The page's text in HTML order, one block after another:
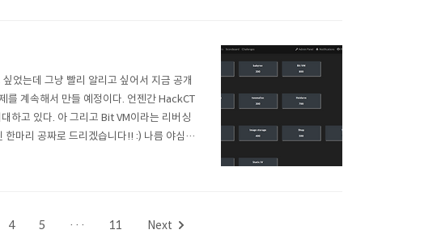
었는데 그냥 빨리 알리고 싶어서 지금 공개
를 계속해서 만들 예정이다. 언젠간 HackCT
하고 있다. 아 그리고 Bit VM이라는 리버싱
마리 공짜로 드리겠습니다!! :) 나름 야심차
4 5 ··· 11 Next